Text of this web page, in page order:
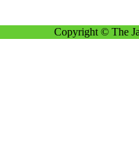
Copyright © The